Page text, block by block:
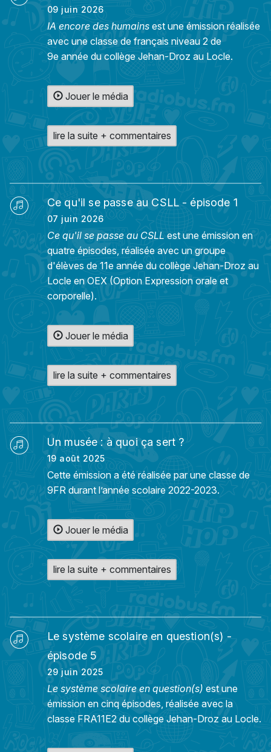
09 juin 2026
IA encore des humains est une émission réalisée
avec une classe de français niveau 2 de
9e année du collège Jehan-Droz au Locle.
Jouer le média
lire la suite + commentaires
Ce qu'il se passe au CSLL - épisode 1
07 juin 2026
Ce qu'il se passe au CSLLest une émission en
quatre épisodes, réalisée avec un groupe
d'élèves de 11e année du collège Jehan-Droz au
Locle en OEX (Option Expression orale et
corporelle).
Jouer le média
lire la suite + commentaires
Un musée : à quoi ça sert ?
19 août 2025
Cette émission a été réalisée par une classe de
9FR durant l’année scolaire 2022-2023.
Jouer le média
lire la suite + commentaires
Le système scolaire en question(s) -
épisode 5
29 juin 2025
Le système scolaire en question(s)est une
émission en cinq épisodes, réalisée avec la
classe FRA11E2 du collège Jehan-Droz au Locle.